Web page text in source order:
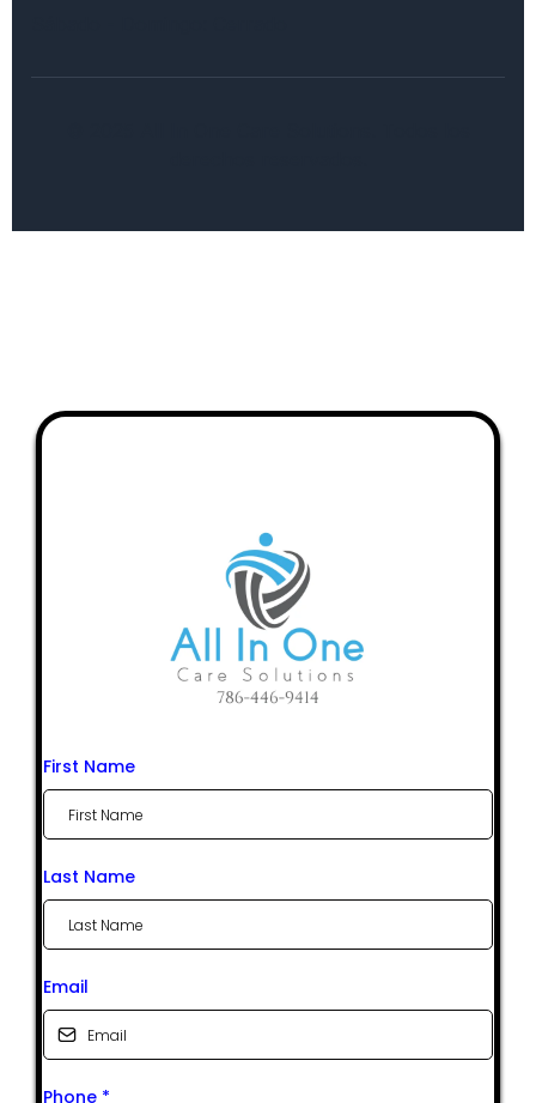
First Name
Last Name
Email
Phone *